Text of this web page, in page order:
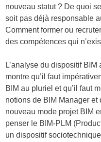
nouveau statut ? De quoi
soit pas déjà responsable
Comment former ou
des compétences qui
L’analyse du dispositif
montre qu’il faut
BIM au pluriel et qu’il faut
notions de BIM Manager et
nouveau mode projet BIM
penser le BIM-PLM
un dispositif